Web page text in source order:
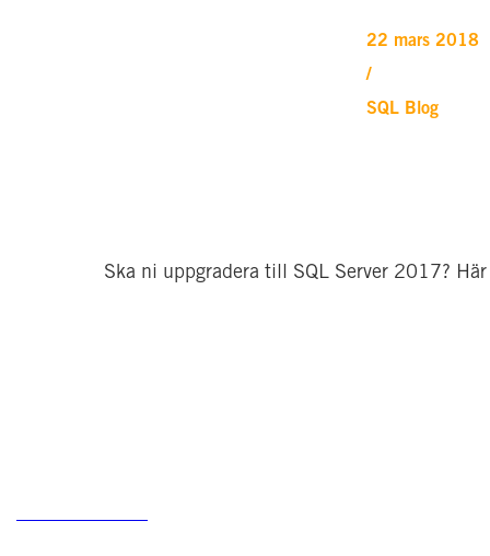
22 mars 2018
/
SQL Blog
Ska ni uppgradera till SQL Server